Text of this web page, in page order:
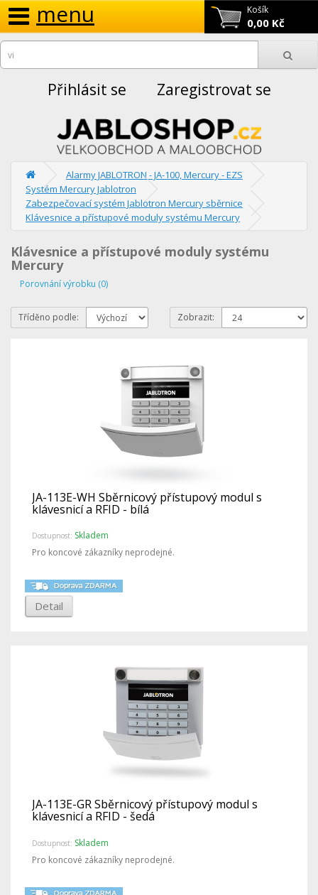
Košík
0,00 Kč
menu
Přihlásit se Zaregistrovat se
Alarmy JABLOTRON - JA-100, Mercury - EZS
Systém Mercury Jablotron
Zabezpečovací systém Jablotron Mercury sběrnice
Klávesnice a přístupové moduly systému Mercury
Klávesnice a přístupové moduly systému
Mercury
Porovnání výrobku (0)
Tříděno podle: Zobrazit:
JA-113E-WH Sběrnicový přístupový modul s
klávesnicí a RFID - bílá
Dostupnost: Skladem
Pro koncové zákazníky neprodejné.
Detail
JA-113E-GR Sběrnicový přístupový modul s
klávesnicí a RFID - šedá
Dostupnost: Skladem
Pro koncové zákazníky neprodejné.